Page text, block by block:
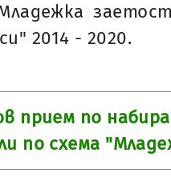
2014 - 2020.
прием по
по схема